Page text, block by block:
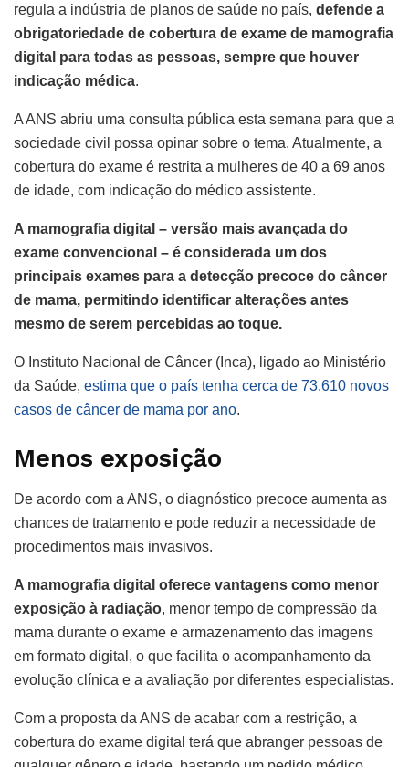
regula a indústria de planos de saúde no país, defende a
obrigatoriedade de cobertura de exame de mamografia
digital para todas as pessoas, sempre que houver
indicação médica.
A ANS abriu uma consulta pública esta semana para que a
sociedade civil possa opinar sobre o tema. Atualmente, a
cobertura do exame é restrita a mulheres de 40 a 69 anos
de idade, com indicação do médico assistente.
A mamografia digital – versão mais avançada do
exame convencional – é considerada um dos
principais exames para a detecção precoce do câncer
de mama, permitindo identificar alterações antes
mesmo de serem percebidas ao toque.
O Instituto Nacional de Câncer (Inca), ligado ao Ministério
da Saúde, estima que o país tenha cerca de 73.610 novos
casos de câncer de mama por ano.
Menos exposição
De acordo com a ANS, o diagnóstico precoce aumenta as
chances de tratamento e pode reduzir a necessidade de
procedimentos mais invasivos.
A mamografia digital oferece vantagens como menor
exposição à radiação, menor tempo de compressão da
mama durante o exame e armazenamento das imagens
em formato digital, o que facilita o acompanhamento da
evolução clínica e a avaliação por diferentes especialistas.
Com a proposta da ANS de acabar com a restrição, a
cobertura do exame digital terá que abranger pessoas de